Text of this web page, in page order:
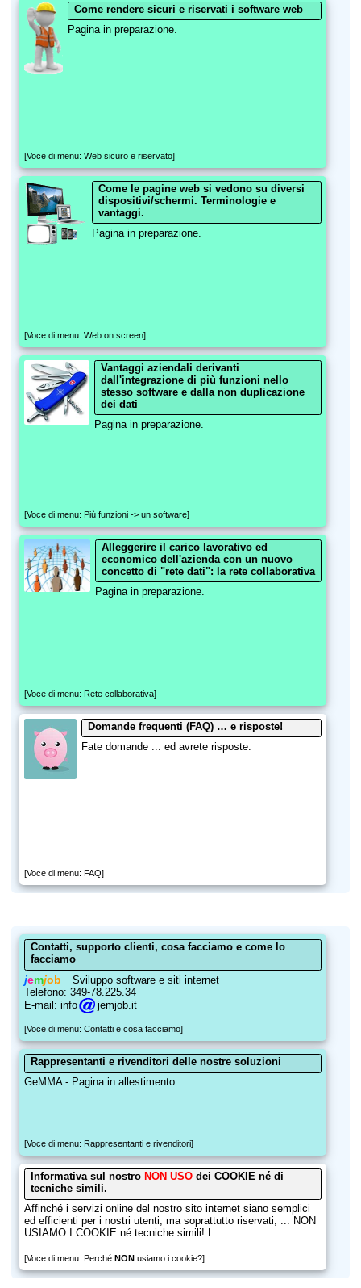
Come rendere sicuri e riservati i software web
Pagina in preparazione.
[Voce di menu: Web sicuro e riservato]
Come le pagine web si vedono su diversi
dispositivi/schermi. Terminologie e
vantaggi.
Pagina in preparazione.
[Voce di menu: Web on screen]
Vantaggi aziendali derivanti
dall'integrazione di più funzioni nello
stesso software e dalla non duplicazione
dei dati
Pagina in preparazione.
[Voce di menu: Più funzioni -> un software]
Alleggerire il carico lavorativo ed
economico dell'azienda con un nuovo
concetto di "rete dati": la rete collaborativa
Pagina in preparazione.
[Voce di menu: Rete collaborativa]
Domande frequenti (FAQ) … e risposte!
Fate domande ... ed avrete risposte.
[Voce di menu: FAQ]
Contatti, supporto clienti, cosa facciamo e come lo
facciamo
jemjob
Sviluppo software e siti internet
Telefono: 349-78.225.34
E-mail: info
jemjob.it
[Voce di menu: Contatti e cosa facciamo]
Rappresentanti e rivenditori delle nostre soluzioni
GeMMA - Pagina in allestimento.
[Voce di menu: Rappresentanti e rivenditori]
Informativa sul nostro NON USOdei COOKIE né di
tecniche simili.
Affinché i servizi online del nostro sito internet siano semplici
ed efficienti per i nostri utenti, ma soprattutto riservati, ... NON
USIAMO I COOKIE né tecniche simili! L
[Voce di menu: Perché NON usiamo i cookie?]